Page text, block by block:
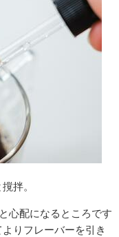
拌。
心配になるところです
りフレーバーを引き